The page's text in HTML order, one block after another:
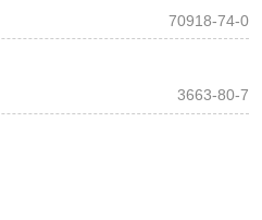
70918-74-0
3663-80-7